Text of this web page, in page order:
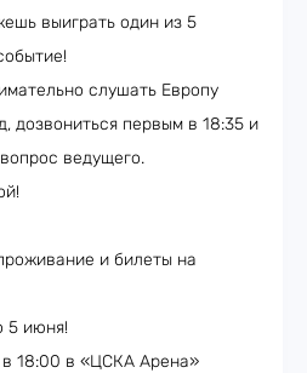
выиграть один из 5
слушать Европу
дозвониться первым в 18:35 и
ведущего.
и билеты на
5 июня!
18:00 в «ЦСКА Арена»